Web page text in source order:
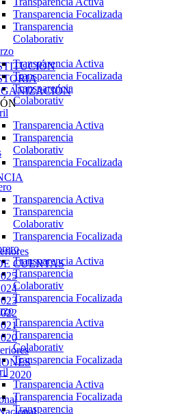
Transparencia Focalizada
Transparencia
Colaborativ
Transparencia Activa
Transparencia Focalizada
Transparencia
Colaborativ
Transparencia Activa
Transparencia
Colaborativ
Transparencia Focalizada
Transparencia Activa
Transparencia
Colaborativ
Transparencia Focalizada
Transparencia Activa
Transparencia
Colaborativ
Transparencia Focalizada
Transparencia Activa
Transparencia
Colaborativ
Transparencia Focalizada
Transparencia Activa
Transparencia Focalizada
Transparencia
CUENTAS
- 2020